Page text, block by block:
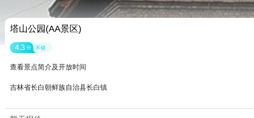
塔山公园(AA景区)
4.3 分 不错
查看景点简介及开放时间
吉林省长白朝鲜族自治县长白镇